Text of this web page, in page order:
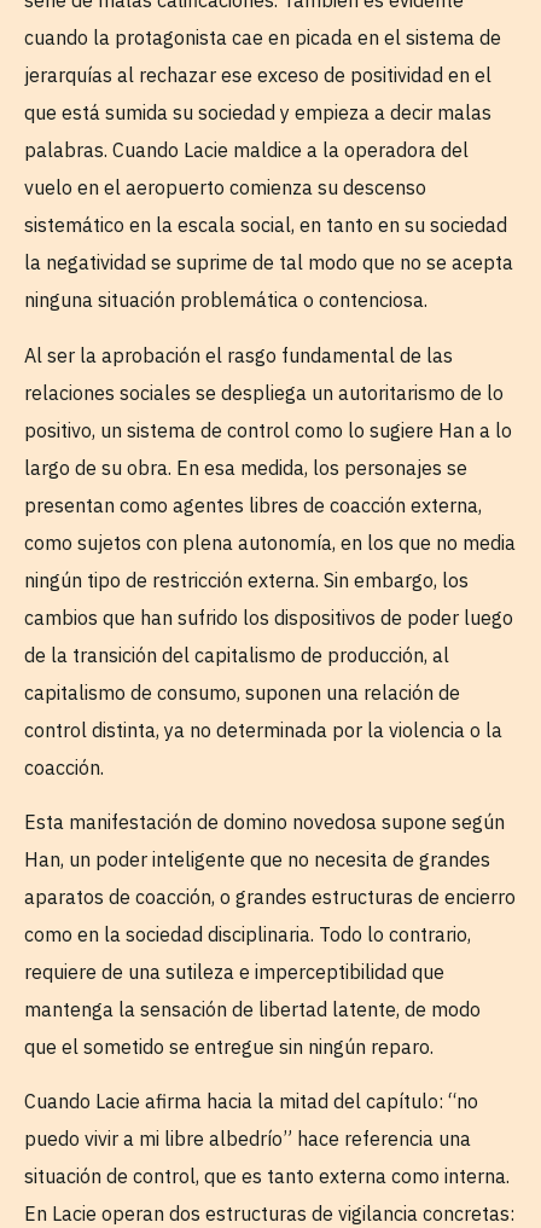
cuando la protagonista cae en picada en el sistema de
jerarquías al rechazar ese exceso de positividad en el
que está sumida su sociedad y empieza a decir malas
palabras. Cuando Lacie maldice a la operadora del
vuelo en el aeropuerto comienza su descenso
sistemático en la escala social, en tanto en su sociedad
la negatividad se suprime de tal modo que no se acepta
ninguna situación problemática o contenciosa.
Al ser la aprobación el rasgo fundamental de las
relaciones sociales se despliega un autoritarismo de lo
positivo, un sistema de control como lo sugiere Han a lo
largo de su obra. En esa medida, los personajes se
presentan como agentes libres de coacción externa,
como sujetos con plena autonomía, en los que no media
ningún tipo de restricción externa. Sin embargo, los
cambios que han sufrido los dispositivos de poder luego
de la transición del capitalismo de producción, al
capitalismo de consumo, suponen una relación de
control distinta, ya no determinada por la violencia o la
coacción.
Esta manifestación de domino novedosa supone según
Han, un poder inteligente que no necesita de grandes
aparatos de coacción, o grandes estructuras de encierro
como en la sociedad disciplinaria. Todo lo contrario,
requiere de una sutileza e imperceptibilidad que
mantenga la sensación de libertad latente, de modo
que el sometido se entregue sin ningún reparo.
Cuando Lacie afirma hacia la mitad del capítulo: “no
puedo vivir a mi libre albedrío” hace referencia una
situación de control, que es tanto externa como interna.
En Lacie operan dos estructuras de vigilancia concretas: